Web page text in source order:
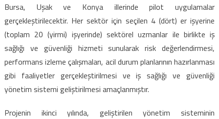
Bursa, Uşak ve Konya illerinde pilot uygulamalar
gerçekleştirilecektir. Her sektör için seçilen 4 (dört) er işyerine
(toplam 20 (yirmi) işyerinde) sektörel uzmanlar ile birlikte iş
sağlığı ve güvenliği hizmeti sunularak risk değerlendirmesi,
performans izleme çalışmaları, acil durum planlarının hazırlanması
gibi faaliyetler gerçekleştirilmesi ve iş sağlığı ve güvenliği
yönetim sistemi geliştirilmesi amaçlanmıştır.
Projenin ikinci yılında, geliştirilen yönetim sisteminin